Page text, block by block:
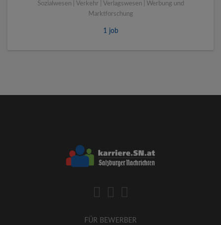
Sozialwesen | Verkehr | Verlagswesen | Werbung und
Marktforschung
1 job
FÜR BEWERBER